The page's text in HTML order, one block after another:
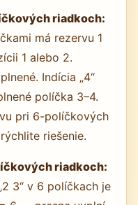
riadkoch:
má rezervu 1
1 alebo 2.
Indícia „4“
políčka 3–4.
pri 6-políčkových
riešenie.
riadkoch:
3“ v 6 políčkach je